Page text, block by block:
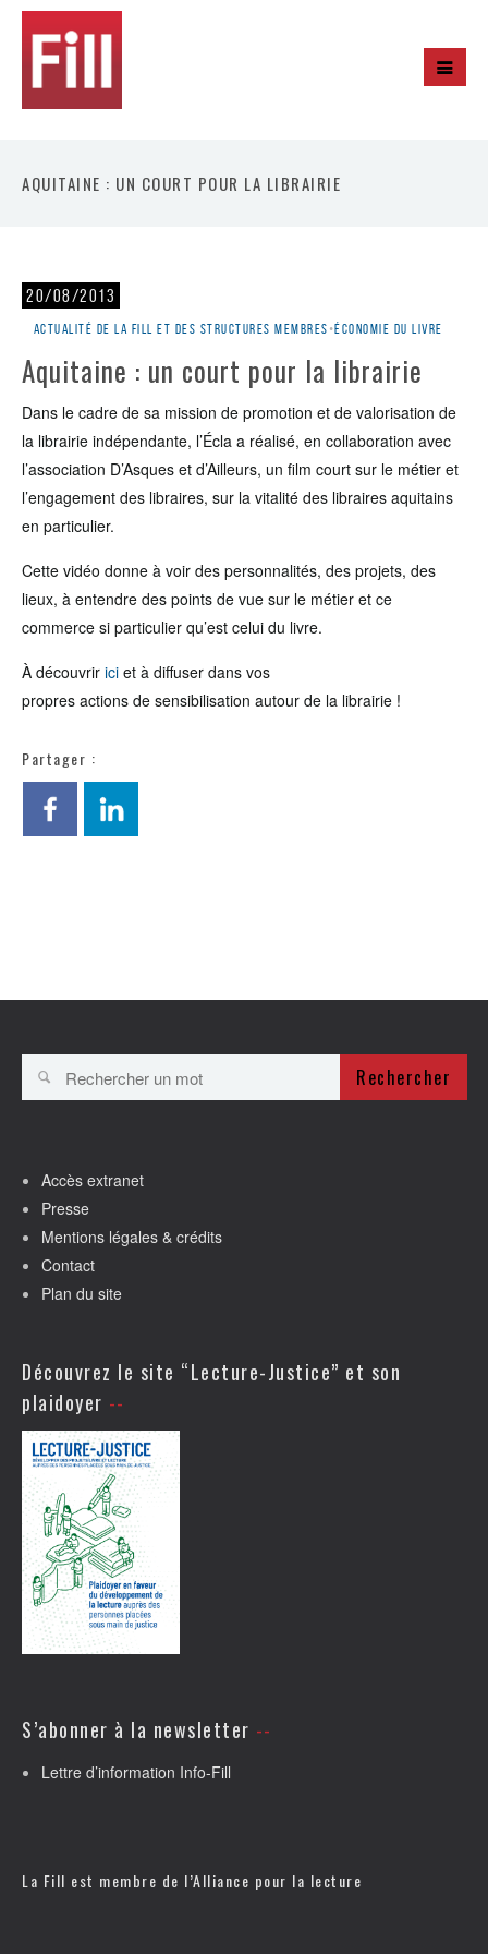
AQUITAINE : UN COURT POUR LA LIBRAIRIE
20/08/2013
Actualité de la Fill et des structures membres •Économie du livre
Aquitaine : un court pour la librairie
Dans le cadre de sa mission de promotion et de valorisation de
la librairie indépendante, l’Écla a réalisé, en collaboration avec
l’association D’Asques et d’Ailleurs, un film court sur le métier et
l’engagement des libraires, sur la vitalité des libraires aquitains
en particulier.
Cette vidéo donne à voir des personnalités, des projets, des
lieux, à entendre des points de vue sur le métier et ce
commerce si particulier qu’est celui du livre.
À découvrir ici et à diffuser dans vos
propres actions de sensibilisation autour de la librairie !
Partager :
Rechercher
Accès extranet
Presse
Mentions légales & crédits
Contact
Plan du site
Découvrez le site “Lecture-Justice” et son
plaidoyer
S’abonner à la newsletter
Lettre d’information Info-Fill
La Fill est membre de l’Alliance pour la lecture